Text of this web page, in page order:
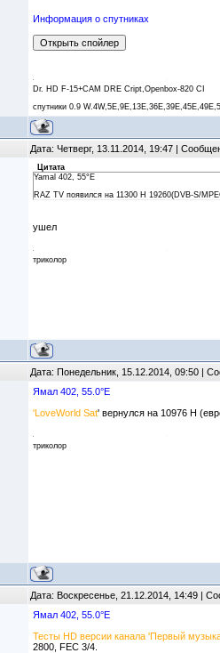
Информация о спутниках
Dr. HD F-15+CAM DRE Cript,Openbox-820 CI
спутники 0.9
Дата: Четверг, 13.11.2014, 19:47 |
Цитата
Yamal 402, 55°E
RAZ TV появился на 11300 Н 19260(DVB-S/
ушел
триколор
Дата: Понедельник, 15.12.2014, 09:50 |
Ямал 402, 55.0°E
'LoveWorld Sat' вернулся на 10976 H
триколор
Дата: Воскресенье, 21.12.2014, 14:49 |
Ямал 402, 55.0°E
Тесты HD версии канала 'Первый
2800, FEC 3/4.